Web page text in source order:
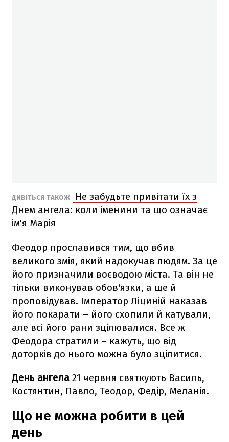
ДИВІТЬСЯ ТАКОЖ
Не забудьте привітати їх з
Днем ангела: коли іменини та що означає
ім'я Марія
Феодор прославився тим, що вбив
великого змія, який надокучав людям. За це
його призначили воєводою міста. Та він не
тільки виконував обов'язки, а ще й
проповідував. Імператор Ліциній наказав
його покарати – його схопили й катували,
але всі його рани зцілювалися. Все ж
Феодора стратили – кажуть, що від
доторків до нього можна було зцілитися.
День ангела 21 червня святкують Василь,
Костянтин, Павло, Теодор, Федір, Меланія.
Що не можна робити в цей
день